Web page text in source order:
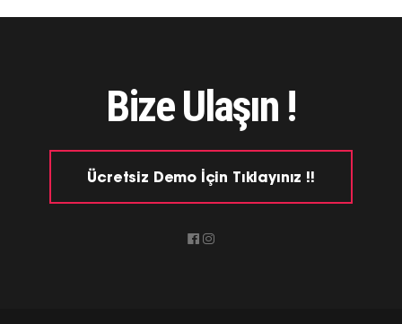
Bize Ulaşın !
Ücretsiz Demo İçin Tıklayınız !!